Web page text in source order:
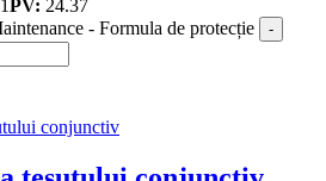
PV: 24.37
- Formula de protecție
-